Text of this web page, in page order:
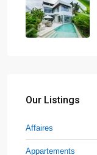
Our Listings
Affaires
Appartements